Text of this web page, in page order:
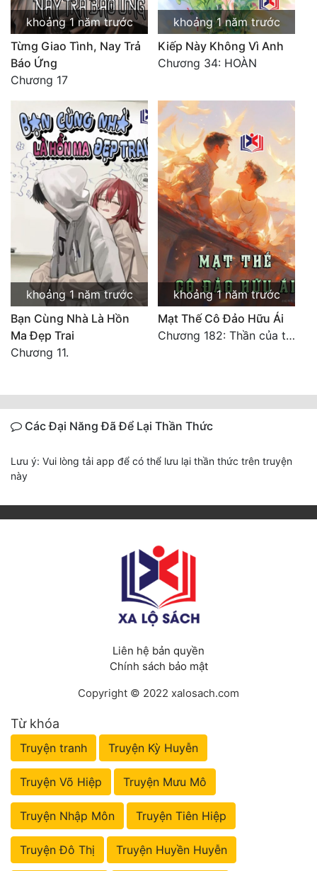
khoảng 1 năm trước
Từng Giao Tình, Nay Trả
Báo Ứng
Chương 17
khoảng 1 năm trước
Kiếp Này Không Vì Anh
Chương 34: HOÀN
khoảng 1 năm trước
Bạn Cùng Nhà Là Hồn
Ma Đẹp Trai
Chương 11.
khoảng 1 năm trước
Mạt Thế Cô Đảo Hữu Ái
Chương 182: Thần của tương lai (hoàn)
Các Đại Năng Đã Để Lại Thần Thức
Lưu ý: Vui lòng tải app để có thể lưu lại thần thức trên truyện
này
Liên hệ bản quyền
Chính sách bảo mật
Copyright © 2022 xalosach.com
Từ khóa
Truyện tranh Truyện Kỳ Huyễn
Truyện Võ Hiệp Truyện Mưu Mô
Truyện Nhập Môn Truyện Tiên Hiệp
Truyện Đô Thị Truyện Huyền Huyễn